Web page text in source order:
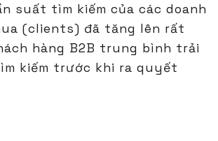
suất tìm kiếm của các doanh
(clients) đã tăng lên rất
hàng B2B trung bình trải
kiếm trước khi ra quyết